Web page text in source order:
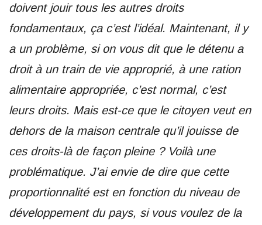
doivent jouir tous les autres droits
fondamentaux, ça c’est l’idéal. Maintenant, il y
a un problème, si on vous dit que le détenu a
droit à un train de vie approprié, à une ration
alimentaire appropriée, c’est normal, c’est
leurs droits. Mais est-ce que le citoyen veut en
dehors de la maison centrale qu’il jouisse de
ces droits-là de façon pleine ? Voilà une
problématique. J’ai envie de dire que cette
proportionnalité est en fonction du niveau de
développement du pays, si vous voulez de la